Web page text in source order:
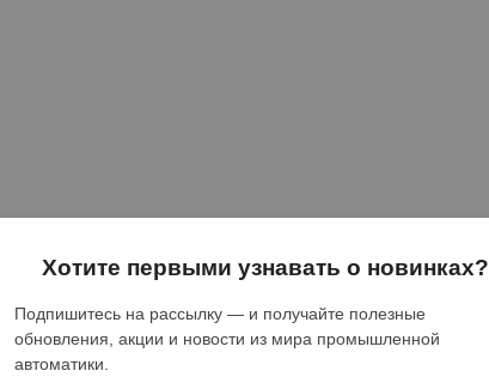
Хотите первыми узнавать о новинках?
Подпишитесь на рассылку — и получайте полезные
обновления, акции и новости из мира промышленной
автоматики.